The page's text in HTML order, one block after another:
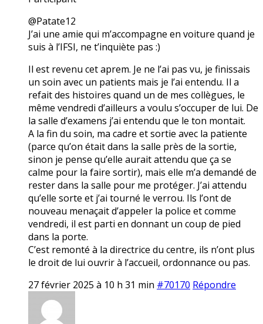
@Patate12
J’ai une amie qui m’accompagne en voiture quand je
suis à l’IFSI, ne t’inquiète pas :)
Il est revenu cet aprem. Je ne l’ai pas vu, je finissais
un soin avec un patients mais je l’ai entendu. Il a
refait des histoires quand un de mes collègues, le
même vendredi d’ailleurs a voulu s’occuper de lui. De
la salle d’examens j’ai entendu que le ton montait.
A la fin du soin, ma cadre et sortie avec la patiente
(parce qu’on était dans la salle près de la sortie,
sinon je pense qu’elle aurait attendu que ça se
calme pour la faire sortir), mais elle m’a demandé de
rester dans la salle pour me protéger. J’ai attendu
qu’elle sorte et j’ai tourné le verrou. Ils l’ont de
nouveau menaçait d’appeler la police et comme
vendredi, il est parti en donnant un coup de pied
dans la porte.
C’est remonté à la directrice du centre, ils n’ont plus
le droit de lui ouvrir à l’accueil, ordonnance ou pas.
27 février 2025 à 10 h 31 min #70170 Répondre